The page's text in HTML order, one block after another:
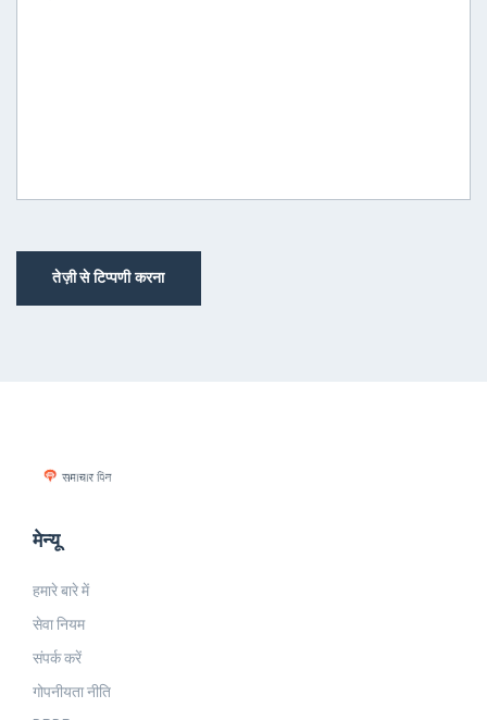
तेज़ी से टिप्पणी करना
मेन्यू
हमारे बारे में
सेवा नियम
संपर्क करें
गोपनीयता नीति